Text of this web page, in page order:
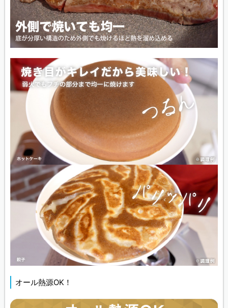
オール熱源OK！